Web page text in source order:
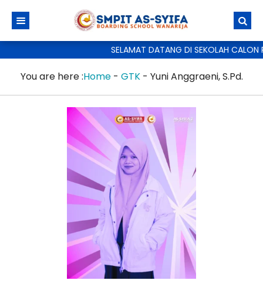
SELAMAT DATANG DI SEKOLAH CALON
You are here :Home- GTK- Yuni Anggraeni, S.Pd.